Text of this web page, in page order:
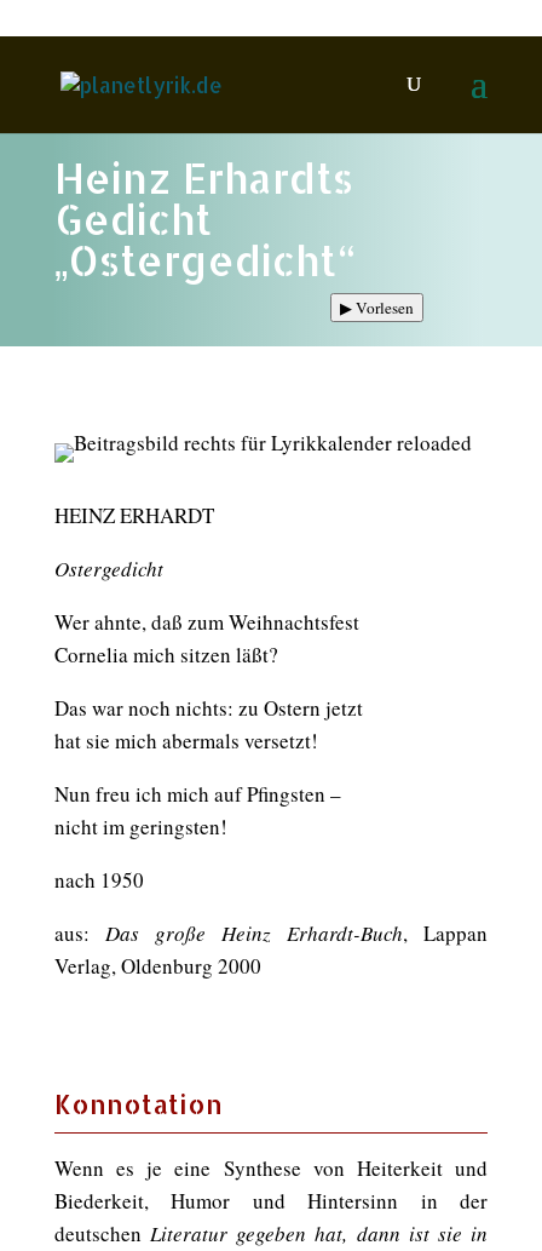
Heinz Erhardts
Gedicht
„Ostergedicht“
▶Vorlesen
HEINZ ERHARDT
Ostergedicht
Wer ahnte, daß zum Weihnachtsfest
Cornelia mich sitzen läßt?
Das war noch nichts: zu Ostern jetzt
hat sie mich abermals versetzt!
Nun freu ich mich auf Pfingsten –
nicht im geringsten!
nach 1950
aus: Das große Heinz Erhardt-Buch, Lappan
Verlag, Oldenburg 2000
Konnotation
Wenn es je eine Synthese von Heiterkeit und
Biederkeit, Humor und Hintersinn in der
deutschen Literatur gegeben hat, dann ist sie in